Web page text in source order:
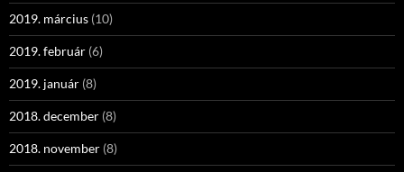
2019. március (10)
2019. február (6)
2019. január (8)
2018. december (8)
2018. november (8)